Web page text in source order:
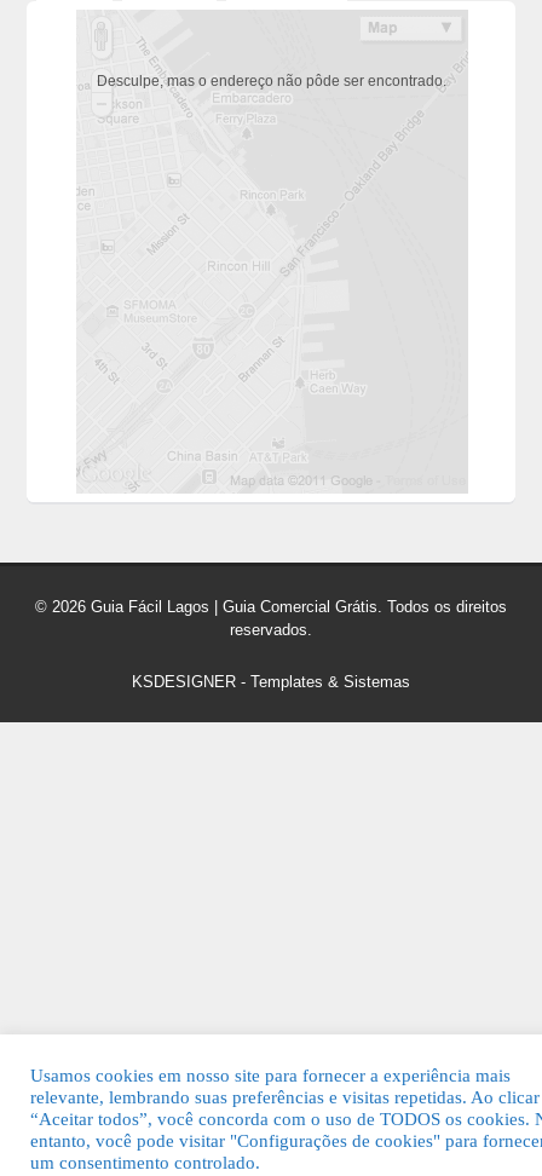
Desculpe, mas o endereço não pôde ser encontrado.
© 2026 Guia Fácil Lagos | Guia Comercial Grátis. Todos os direitos
reservados.
KSDESIGNER - Templates & Sistemas
Usamos cookies em nosso site para fornecer a experiência mais
relevante, lembrando suas preferências e visitas repetidas. Ao
“Aceitar todos”, você concorda com o uso de TODOS os cookies.
entanto, você pode visitar "Configurações de cookies" para
um consentimento controlado.